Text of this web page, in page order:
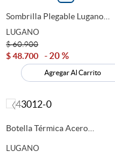
Sombrilla Plegable Lugano
LUGANO
$ 60.900
$48.700 20 %
Agregar Al Carrito
‹
Botella Térmica Acero
644938
LUGANO